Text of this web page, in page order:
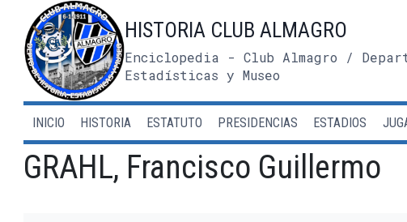
contenido
HISTORIA CLUB ALMAGRO
Enciclopedia - Club Almagro /
Estadísticas y Museo
INICIO HISTORIA ESTATUTO PRESIDENCIAS ESTADIOS
GRAHL, Francisco Guillermo